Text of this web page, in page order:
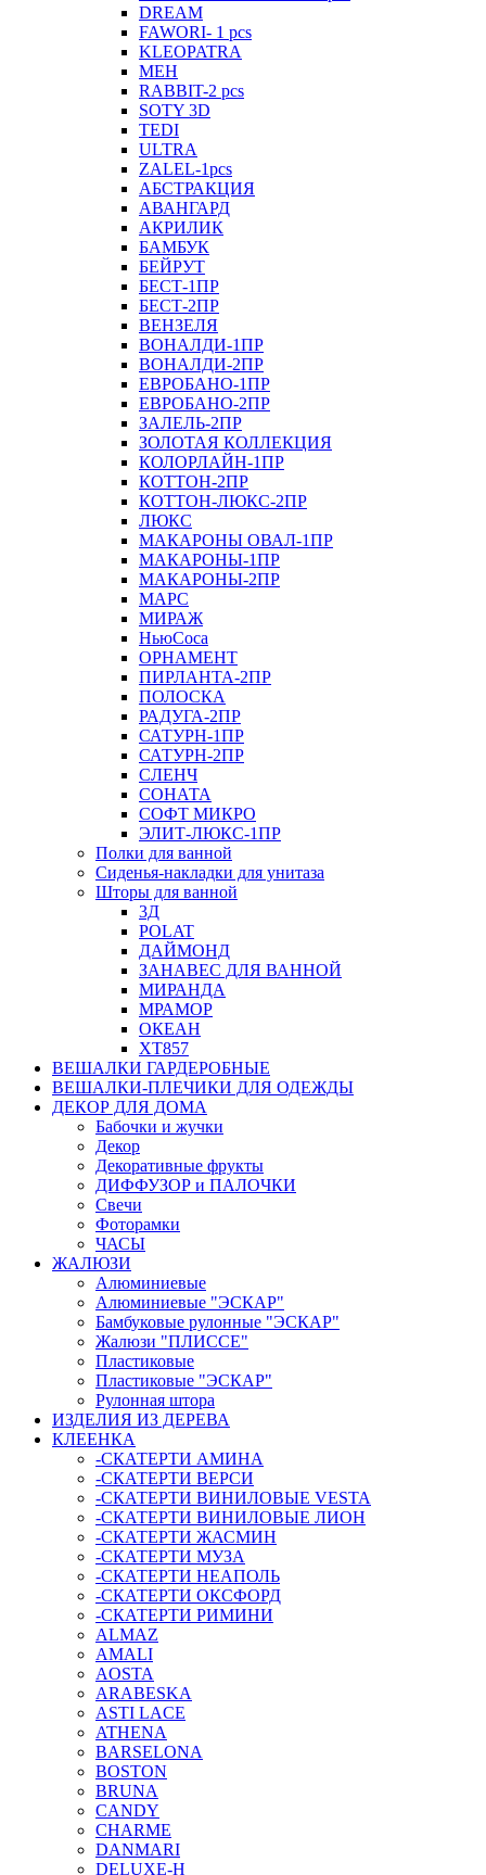
DREAM
FAWORI- 1 pcs
KLEOPATRA
MEH
RABBIT-2 pcs
SOTY 3D
TEDI
ULTRA
ZALEL-1pcs
АБСТРАКЦИЯ
АВАНГАРД
АКРИЛИК
БАМБУК
БЕЙРУТ
БЕСТ-1ПР
БЕСТ-2ПР
ВЕНЗЕЛЯ
ВОНАЛДИ-1ПР
ВОНАЛДИ-2ПР
ЕВРОБАНО-1ПР
ЕВРОБАНО-2ПР
ЗАЛЕЛЬ-2ПР
ЗОЛОТАЯ КОЛЛЕКЦИЯ
КОЛОРЛАЙН-1ПР
КОТТОН-2ПР
КОТТОН-ЛЮКС-2ПР
ЛЮКС
МАКАРОНЫ ОВАЛ-1ПР
МАКАРОНЫ-1ПР
МАКАРОНЫ-2ПР
МАРС
МИРАЖ
НьюСоса
ОРНАМЕНТ
ПИРЛАНТА-2ПР
ПОЛОСКА
РАДУГА-2ПР
САТУРН-1ПР
САТУРН-2ПР
СЛЕНЧ
СОНАТА
СОФТ МИКРО
ЭЛИТ-ЛЮКС-1ПР
Полки для ванной
Сиденья-накладки для унитаза
Шторы для ванной
3Д
POLAT
ДАЙМОНД
ЗАНАВЕС ДЛЯ ВАННОЙ
МИРАНДА
МРАМОР
ОКЕАН
ХТ857
ВЕШАЛКИ ГАРДЕРОБНЫЕ
ВЕШАЛКИ-ПЛЕЧИКИ ДЛЯ ОДЕЖДЫ
ДЕКОР ДЛЯ ДОМА
Бабочки и жучки
Декор
Декоративные фрукты
ДИФФУЗОР и ПАЛОЧКИ
Свечи
Фоторамки
ЧАСЫ
ЖАЛЮЗИ
Алюминиевые
Алюминиевые "ЭСКАР"
Бамбуковые рулонные "ЭСКАР"
Жалюзи "ПЛИССЕ"
Пластиковые
Пластиковые "ЭСКАР"
Рулонная штора
ИЗДЕЛИЯ ИЗ ДЕРЕВА
КЛЕЕНКА
-СКАТЕРТИ АМИНА
-СКАТЕРТИ ВЕРСИ
-СКАТЕРТИ ВИНИЛОВЫЕ VESTA
-СКАТЕРТИ ВИНИЛОВЫЕ ЛИОН
-СКАТЕРТИ ЖАСМИН
-СКАТЕРТИ МУЗА
-СКАТЕРТИ НЕАПОЛЬ
-СКАТЕРТИ ОКСФОРД
-СКАТЕРТИ РИМИНИ
ALMAZ
AMALI
AOSTA
ARABESKA
ASTI LACE
ATHENA
BARSELONA
BOSTON
BRUNA
CANDY
CHARME
DANMARI
DELUXE-H